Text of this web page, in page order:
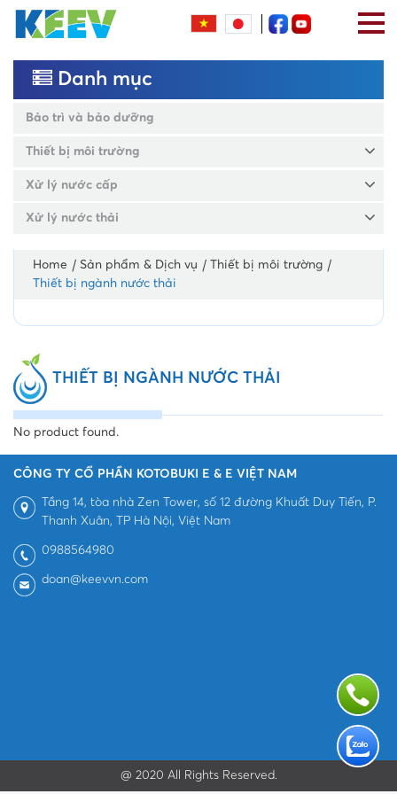
Danh mục
Bảo trì và bảo dưỡng
Thiết bị môi trường
Xử lý nước cấp
Xử lý nước thải
Home Sản phẩm & Dịch vụ
Thiết bị môi trường
Thiết bị ngành nước thải
THIẾT BỊ NGÀNH NƯỚC THẢI
No product found.
CÔNG TY CỔ PHẦN KOTOBUKI E & E VIỆT NAM
Tầng 14, tòa nhà Zen Tower, số 12 đường Khuất Duy Tiến, P.
Thanh Xuân, TP Hà Nội, Việt Nam
0988564980
doan@keevvn.com
@ 2020 All Rights Reserved.